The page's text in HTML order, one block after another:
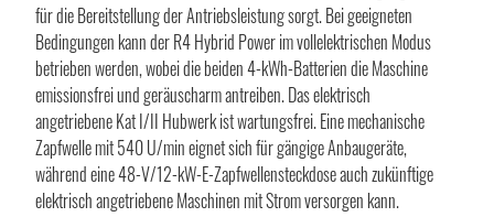
für die Bereitstellung der Antriebsleistung sorgt. Bei geeigneten
Bedingungen kann der R4 Hybrid Power im vollelektrischen Modus
betrieben werden, wobei die beiden 4-kWh-Batterien die Maschine
emissionsfrei und geräuscharm antreiben. Das elektrisch
angetriebene Kat I/II Hubwerk ist wartungsfrei. Eine mechanische
Zapfwelle mit 540 U/min eignet sich für gängige Anbaugeräte,
während eine 48-V/12-kW-E-Zapfwellensteckdose auch zukünftige
elektrisch angetriebene Maschinen mit Strom versorgen kann.